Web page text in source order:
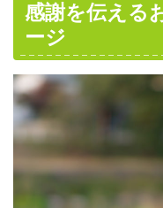
感謝を伝える
ージ